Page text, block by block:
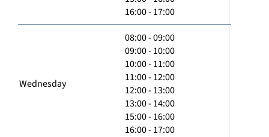
16:00 - 17:00
Wednesday
08:00 - 09:00
09:00 - 10:00
10:00 - 11:00
11:00 - 12:00
12:00 - 13:00
13:00 - 14:00
15:00 - 16:00
16:00 - 17:00